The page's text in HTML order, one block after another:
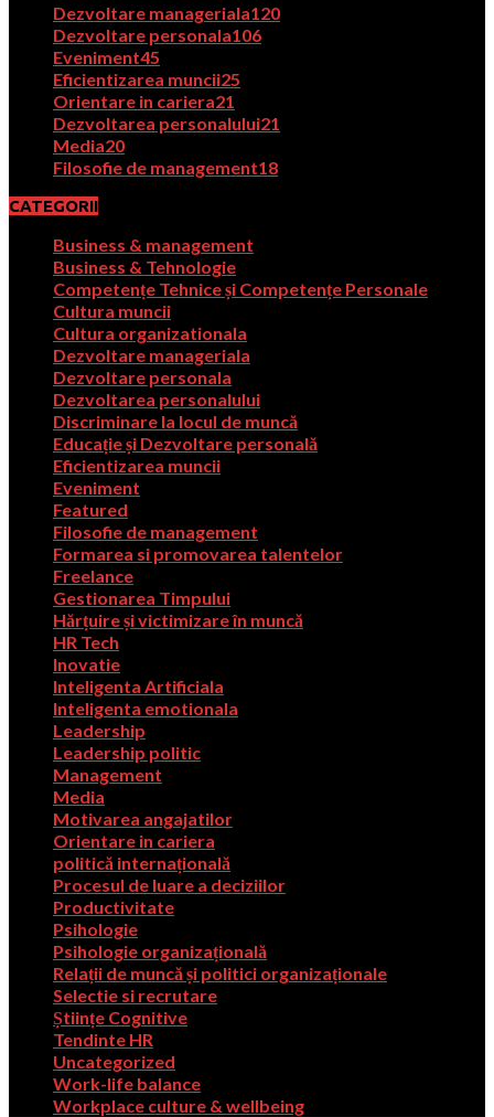
Dezvoltare manageriala120
Dezvoltare personala106
Eveniment45
Eficientizarea muncii25
Orientare in cariera21
Dezvoltarea personalului21
Media20
Filosofie de management18
CATEGORII
Business & management
Business & Tehnologie
Competențe Tehnice și Competențe Personale
Cultura muncii
Cultura organizationala
Dezvoltare manageriala
Dezvoltare personala
Dezvoltarea personalului
Discriminare la locul de muncă
Educație și Dezvoltare personală
Eficientizarea muncii
Eveniment
Featured
Filosofie de management
Formarea si promovarea talentelor
Freelance
Gestionarea Timpului
Hărțuire și victimizare în muncă
HR Tech
Inovatie
Inteligenta Artificiala
Inteligenta emotionala
Leadership
Leadership politic
Management
Media
Motivarea angajatilor
Orientare in cariera
politică internațională
Procesul de luare a deciziilor
Productivitate
Psihologie
Psihologie organizațională
Relații de muncă și politici organizaționale
Selectie si recrutare
Științe Cognitive
Tendinte HR
Uncategorized
Work-life balance
Workplace culture & wellbeing